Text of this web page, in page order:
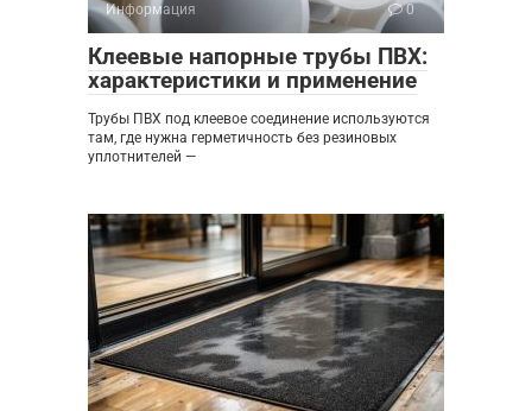
Информация 0
Клеевые напорные трубы ПВХ:
характеристики и применение
Трубы ПВХ под клеевое соединение используются
там, где нужна герметичность без резиновых
уплотнителей —